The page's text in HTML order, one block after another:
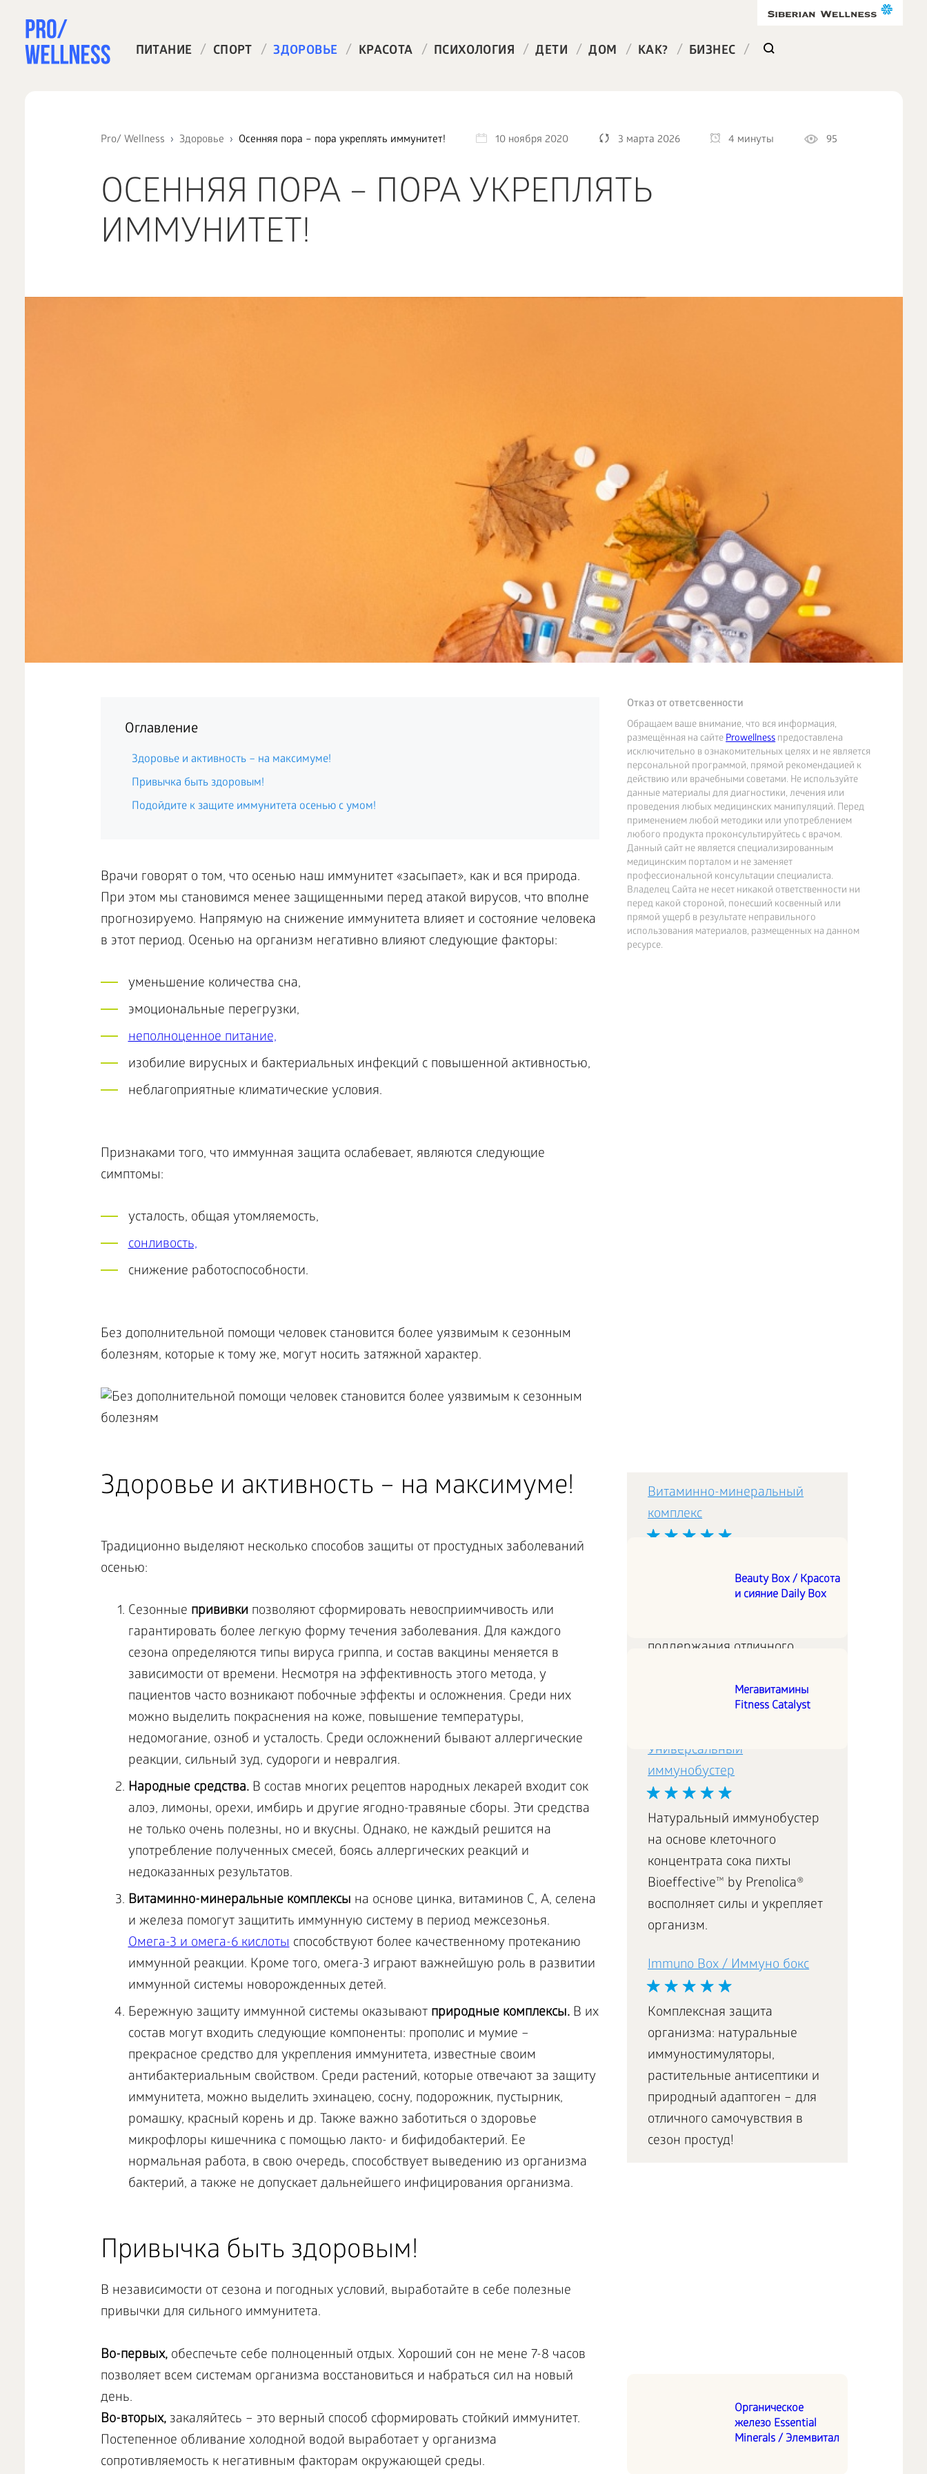
ПИТАНИЕ / СПОРТ / ЗДОРОВЬЕ / КРАСОТА / ПСИХОЛОГИЯ / ДЕТИ / ДОМ / КАК? / БИЗНЕС /
Pro/ Wellness Здоровье Осенняя пора – пора укреплять иммунитет! 10 ноября 2020 3 марта 2026 4 минуты 95
ОСЕННЯЯ ПОРА – ПОРА УКРЕПЛЯТЬ
ИММУНИТЕТ!
Отказ от ответсвенности
Обращаем ваше внимание, что вся информация,
размещённая на сайтеProwellnessпредоставлена
исключительно в ознакомительных целях и не является
персональной программой, прямой рекомендацией к
действию или врачебными советами. Не используйте
данные материалы для диагностики, лечения или
проведения любых медицинских манипуляций. Перед
применением любой методики или употреблением
любого продукта проконсультируйтесь с врачом.
Данный сайт не является специализированным
медицинским порталом и не заменяет
профессиональной консультации специалиста.
Владелец Сайта не несет никакой ответственности ни
перед какой стороной, понесший косвенный или
прямой ущерб в результате неправильного
использования материалов, размещенных на данном
ресурсе.
Оглавление
Здоровье и активность – на максимуме!
Привычка быть здоровым!
Подойдите к защите иммунитета осенью с умом!
Врачи говорят о том, что осенью наш иммунитет «засыпает», как и вся природа.
При этом мы становимся менее защищенными перед атакой вирусов, что вполне
прогнозируемо. Напрямую на снижение иммунитета влияет и состояние человека
в этот период. Осенью на организм негативно влияют следующие факторы:
уменьшение количества сна,
эмоциональные перегрузки,
неполноценное питание,
изобилие вирусных и бактериальных инфекций с повышенной активностью,
неблагоприятные климатические условия.
Признаками того, что иммунная защита ослабевает, являются следующие
симптомы:
усталость, общая утомляемость,
сонливость,
снижение работоспособности.
Без дополнительной помощи человек становится более уязвимым к сезонным
болезням, которые к тому же, могут носить затяжной характер.
Витаминно-минеральный
комплекс
минеральный комплекс
поддержания отличного
отпора вирусам и
Универсальный
иммунобустер
Натуральный иммунобустер
на основе клеточного
концентрата сока пихты
Bioeffective™ by Prenolica®
восполняет силы и укрепляет
организм.
Immuno Box / Иммуно бокс
Комплексная защита
организма: натуральные
иммуностимуляторы,
растительные антисептики и
природный адаптоген – для
отличного самочувствия в
сезон простуд!
Здоровье и активность – на максимуме!
Beauty Box / Красота
и сияние Daily Box
Мегавитамины
Fitness Catalyst
Традиционно выделяют несколько способов защиты от простудных заболеваний
осенью:
Сезонные прививки позволяют сформировать невосприимчивость или
гарантировать более легкую форму течения заболевания. Для каждого
сезона определяются типы вируса гриппа, и состав вакцины меняется в
зависимости от времени. Несмотря на эффективность этого метода, у
пациентов часто возникают побочные эффекты и осложнения. Среди них
можно выделить покраснения на коже, повышение температуры,
недомогание, озноб и усталость. Среди осложнений бывают аллергические
реакции, сильный зуд, судороги и невралгия.
Народные средства. В состав многих рецептов народных лекарей входит сок
алоэ, лимоны, орехи, имбирь и другие ягодно-травяные сборы. Эти средства
не только очень полезны, но и вкусны. Однако, не каждый решится на
употребление полученных смесей, боясь аллергических реакций и
недоказанных результатов.
Витаминно-минеральные комплексы на основе цинка, витаминов С, А, селена
и железа помогут защитить иммунную систему в период межсезонья.
Омега-3 и омега-6 кислотыспособствуют более качественному протеканию
иммунной реакции. Кроме того, омега-3 играют важнейшую роль в развитии
иммунной системы новорожденных детей.
Бережную защиту иммунной системы оказываютприродные комплексы. В их
состав могут входить следующие компоненты: прополис и мумие –
прекрасное средство для укрепления иммунитета, известные своим
антибактериальным свойством. Среди растений, которые отвечают за защиту
иммунитета, можно выделить эхинацею, сосну, подорожник, пустырник,
ромашку, красный корень и др. Также важно заботиться о здоровье
микрофлоры кишечника с помощью лакто- и бифидобактерий. Ее
нормальная работа, в свою очередь, способствует выведению из организма
бактерий, а также не допускает дальнейшего инфицирования организма.
Привычка быть здоровым!
В независимости от сезона и погодных условий, выработайте в себе полезные
привычки для сильного иммунитета.
Во-первых, обеспечьте себе полноценный отдых. Хороший сон не мене 7-8 часов
позволяет всем системам организма восстановиться и набраться сил на новый
день.
Во-вторых, закаляйтесь – это верный способ сформировать стойкий иммунитет.
Постепенное обливание холодной водой выработает у организма
сопротивляемость к негативным факторам окружающей среды.
Органическое
железо Essential
Minerals / Элемвитал